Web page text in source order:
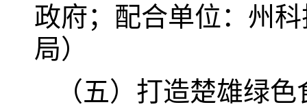
政府；配合单位：州
局）
（五）打造楚雄绿